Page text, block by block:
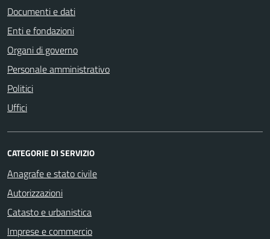
Documenti e dati
Enti e fondazioni
Organi di governo
Personale amministrativo
Politici
Uffici
CATEGORIE DI SERVIZIO
Anagrafe e stato civile
Autorizzazioni
Catasto e urbanistica
Imprese e commercio